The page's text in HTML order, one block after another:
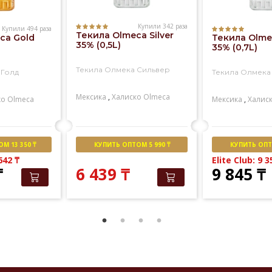
Купили 494 раза
Gold
Olmeca
13 350 ₸
₸
Купили 342 раза
Текила Olmeca Silver
35% (0,5L)
Текила Олмека Сильвер
Мексика , Халиско Olmeca
КУПИТЬ ОПТОМ 5 990 ₸
6 439 ₸
Текила
35% (0,7L)
Текила
Мексика ,
КУПИТЬ
Elite Club: 9
9 845 ₸